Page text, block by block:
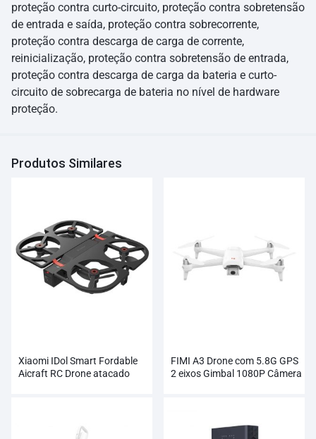
proteção contra curto-circuito, proteção contra sobretensão
de entrada e saída, proteção contra sobrecorrente,
proteção contra descarga de carga de corrente,
reinicialização, proteção contra sobretensão de entrada,
proteção contra descarga de carga da bateria e curto-
circuito de sobrecarga de bateria no nível de hardware
proteção.
Produtos Similares
Xiaomi IDol Smart Fordable
Aicraft RC Drone atacado
FIMI A3 Drone com 5.8G GPS
2 eixos Gimbal 1080P Câmera